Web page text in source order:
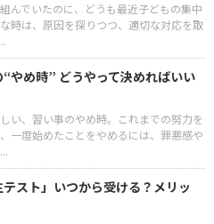
んでいたのに、どうも最近子どもの集中
時は、原因を探りつつ、適切な対応を取
やめ時” どうやって決めればいい
い、習い事のやめ時。これまでの努力を
一度始めたことをやめるには、罪悪感や
テスト」いつから受ける？メリッ